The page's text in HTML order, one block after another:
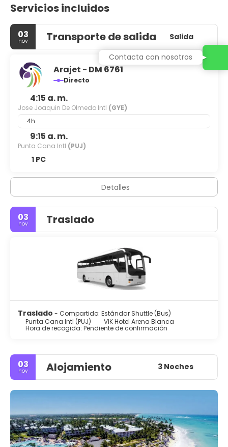
Servicios incluidos
03
nov Transporte de salida Salida
Arajet - DM 6761
Directo
4:15 a. m.
Jose Joaquin De Olmedo Intl (GYE)
4h
9:15 a. m.
Punta Cana Intl (PUJ)
1 PC
Detalles
03
nov Traslado
Traslado - Compartido: Estándar Shuttle (Bus)
Punta Cana Intl (PUJ)
VIK Hotel Arena Blanca
Hora de recogida: Pendiente de confirmación
03
nov Alojamiento 3 Noches
Contacta con nosotros